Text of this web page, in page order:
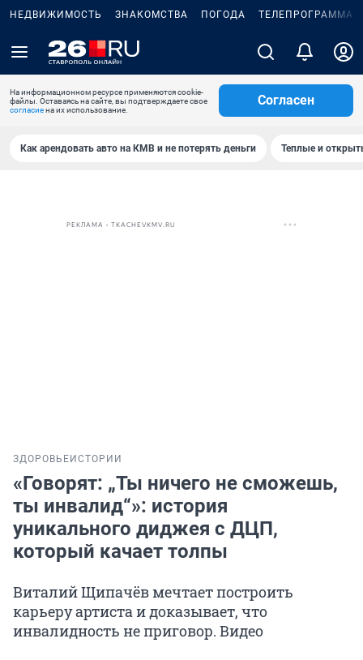
НЕДВИЖИМОСТЬ ЗНАКОМСТВА ПОГОДА ТЕЛЕПРОГРАММА
На информационном ресурсе применяются cookie-
файлы. Оставаясь на сайте, вы подтверждаете свое
согласиена их использование.
Согласен
Как арендовать авто на КМВ и не потерять деньги Теплые и
РЕКЛАМА • TKACHEVKMV.RU
ЗДОРОВЬЕ ИСТОРИИ
«Говорят: „Ты ничего не сможешь,
ты инвалид“»: история
уникального диджея с ДЦП,
который качает толпы
Виталий Щипачёв мечтает построить
карьеру артиста и доказывает, что
инвалидность не приговор. Видео